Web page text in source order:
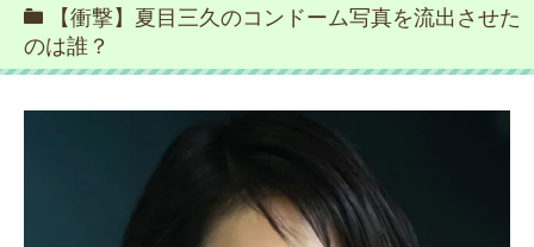
【衝撃】夏目三久のコンドーム写真を流出させた
のは誰？